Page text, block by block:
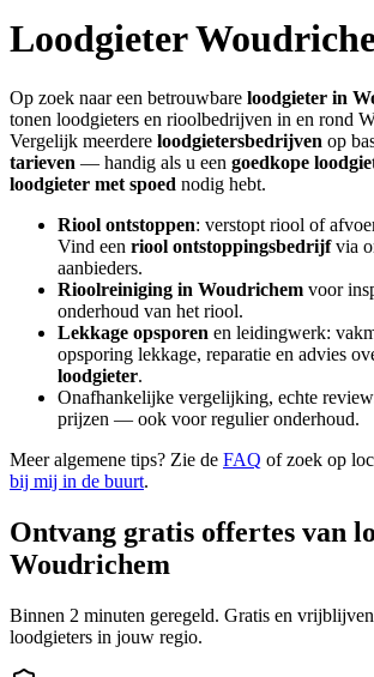
Loodgieter
Op zoek naar een betrouwbare loodgieter in
tonen loodgieters en rioolbedrijven in en rond
Vergelijk meerdere loodgietersbedrijven op
tarieven — handig als u een goedkope
loodgieter met spoed nodig hebt.
Riool ontstoppen: verstopt riool of
Vind een riool ontstoppingsbedrijfvia
aanbieders.
Rioolreiniging in Woudrichem voor
onderhoud van het riool.
Lekkage opsporen en leidingwerk:
opsporing lekkage, reparatie en advies
loodgieter.
Onafhankelijke vergelijking, echte
prijzen — ook voor regulier onderhoud.
Meer algemene tips? Zie de FAQ of zoek op
bij mij in de buurt.
Ontvang gratis offertes van
Woudrichem
Binnen 2 minuten geregeld. Gratis en
loodgieters in jouw regio.